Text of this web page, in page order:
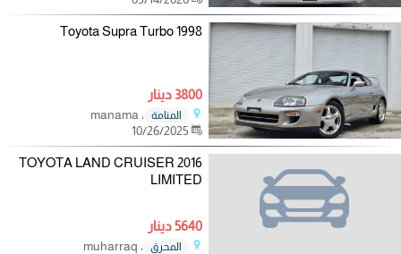
1998 Toyota Supra Turbo
3800 دينار
المنامة
، manama
2016 TOYOTA LAND CRUISER
LIMITED
5640 دينار
المحرق
، muharraq